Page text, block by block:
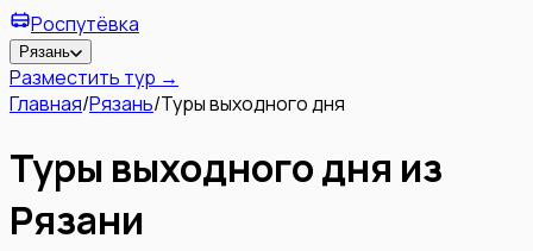
Роспутёвка
Рязань
Разместить тур →
Главная/Рязань/Туры выходного дня
Туры выходного дня из
Рязани